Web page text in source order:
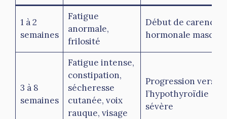
1 à 2
semaines
Fatigue
anormale,
frilosité
Début de carence
hormonale
3 à 8
semaines
Fatigue intense,
constipation,
sécheresse
cutanée, voix
rauque, visage
Progression vers
l’hypothyroïdie
sévère